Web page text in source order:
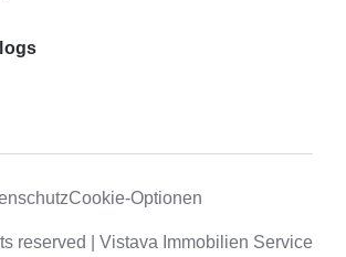
Cookie-Optionen
reserved | Vistava Immobilien Service